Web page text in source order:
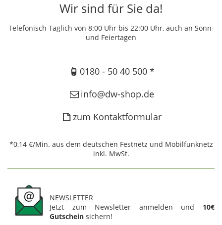
Wir sind für Sie da!
Telefonisch Täglich von 8:00 Uhr bis 22:00 Uhr, auch an Sonn-
und Feiertagen
0180 - 50 40 500 *
info@dw-shop.de
zum Kontaktformular
*0,14 €/Min. aus dem deutschen Festnetz und Mobilfunknetz
inkl. MwSt.
NEWSLETTER
Jetzt zum Newsletter anmelden und 10€
Gutschein sichern!